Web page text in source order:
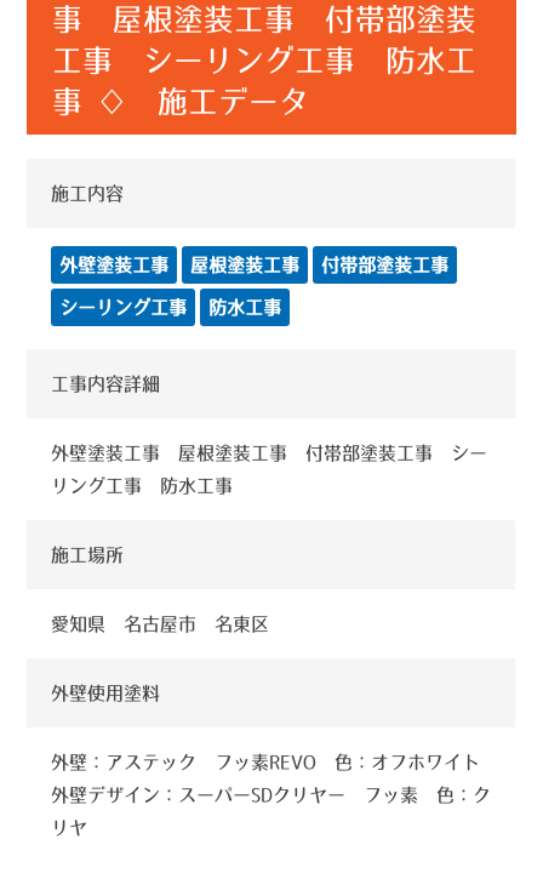
事 屋根塗装工事 付帯部塗装
工事 シーリング工事 防水工
事 ♢ 施工データ
施工内容
外壁塗装工事 屋根塗装工事 付帯部塗装工事
シーリング工事 防水工事
工事内容詳細
外壁塗装工事 屋根塗装工事 付帯部塗装工事 シー
リング工事 防水工事
施工場所
愛知県 名古屋市 名東区
外壁使用塗料
外壁：アステック フッ素REVO 色：オフホワイト
外壁デザイン：スーパーSDクリヤー フッ素 色：ク
リヤ